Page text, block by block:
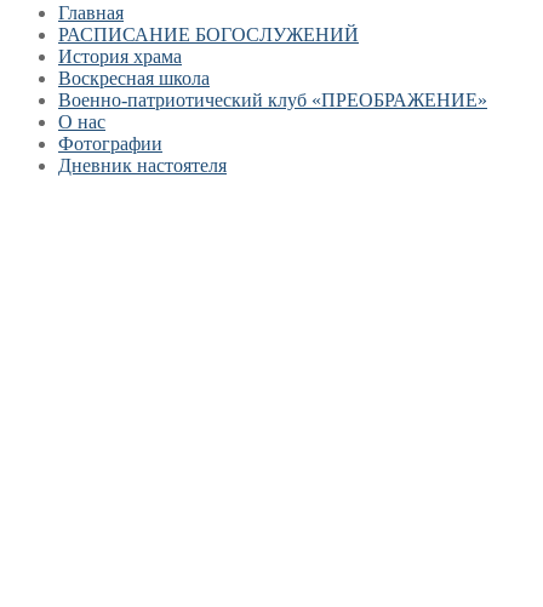
Главная
РАСПИСАНИЕ БОГОСЛУЖЕНИЙ
История храма
Воскресная школа
Военно-патриотический клуб «ПРЕОБРАЖЕНИЕ»
О нас
Фотографии
Дневник настоятеля